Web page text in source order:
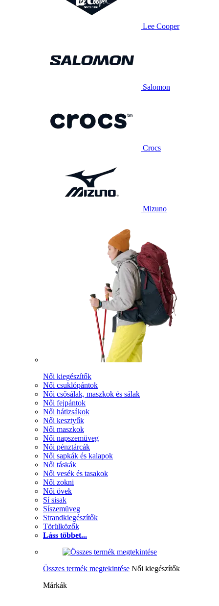
Lee Cooper
Salomon
Crocs
Mizuno
Női kiegészítők
Női csuklópántok
Női csősálak, maszkok és sálak
Női fejpántok
Női hátizsákok
Női kesztyűk
Női maszkok
Női napszemüveg
Női pénztárcák
Női sapkák és kalapok
Női táskák
Női vesék és tasakok
Női zokni
Női övek
Sí sisak
Síszemüveg
Strandkiegészítők
Törülközők
Láss többet...
Összes termék megtekintése Női kiegészítők
Márkák